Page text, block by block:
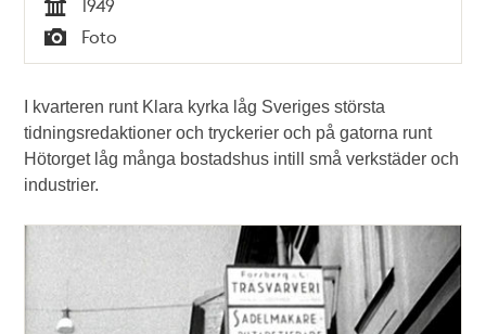
Tid
1949
Typ
Foto
I kvarteren runt Klara kyrka låg Sveriges största
tidningsredaktioner och tryckerier och på gatorna runt
Hötorget låg många bostadshus intill små verkstäder och
industrier.